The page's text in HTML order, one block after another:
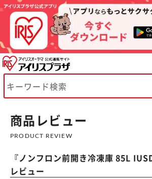
商品レビュー
PRODUCT REVIEW
『ノンフロン前開き冷凍庫 85L
レビュー
※ご確認ください
カートに入れる 購